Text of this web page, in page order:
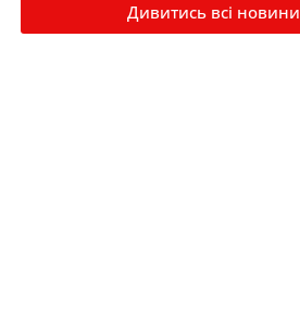
Дивитись всі новини